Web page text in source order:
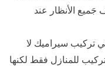
الأنظار عند
تركيب سيراميك لا
للمنازل فقط لكنها